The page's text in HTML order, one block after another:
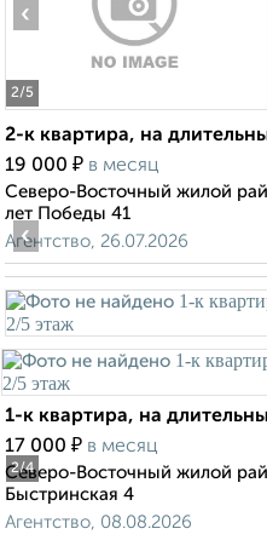
2/5
‹
2-к квартира, на
19 000 ₽ в месяц
Северо-Восточный жилой
лет Победы 41
Агентство, 26.07.2026
2/4
‹
1-к квартира, на
17 000 ₽ в месяц
Северо-Восточный жилой
Быстринская 4
Агентство, 08.08.2026